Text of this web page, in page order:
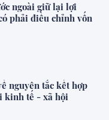
ngoài giữ lại lợi
phải điều chỉnh vốn
nguyên tắc kết hợp
kinh tế - xã hội